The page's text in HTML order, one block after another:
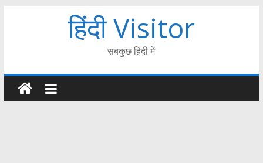
हिंदी Visitor
सबकुछ हिंदी में